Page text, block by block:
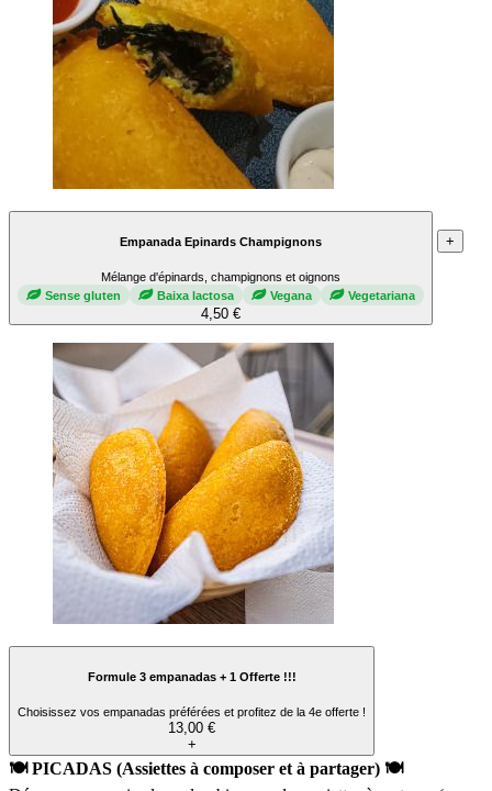
Empanada Epinards Champignons
Mélange d'épinards, champignons et oignons
Sense gluten
Baixa lactosa Vegana Vegetariana
4,50 €
+
Formule 3 empanadas + 1 Offerte !!!
Choisissez vos empanadas préférées et profitez de la 4e offerte !
13,00 €
+
🍽️ PICADAS (Assiettes à composer et à partager) 🍽️